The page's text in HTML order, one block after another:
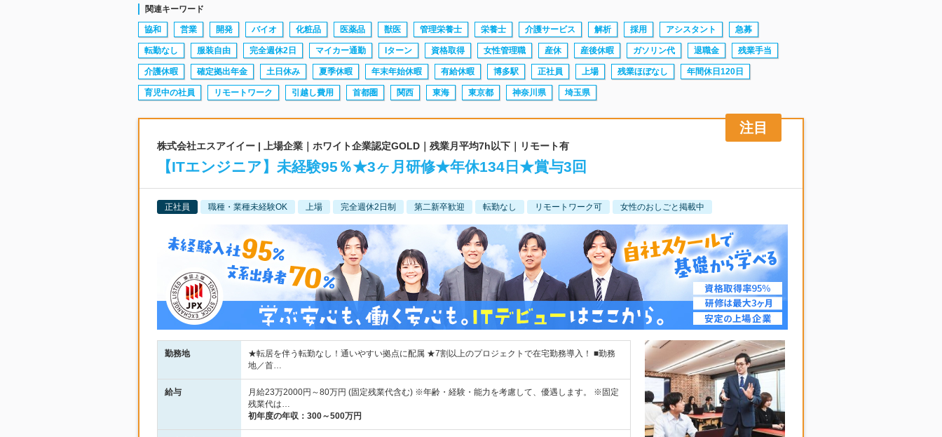
関連キーワード
協和 営業 開発 バイオ 化粧品 医薬品 獣医 管理栄養士 栄養士 介護サービス 解析 採用 アシスタント 急募
転勤なし 服装自由 完全週休2日 マイカー通勤 Iターン 資格取得 女性管理職 産休 産後休暇 ガソリン代 退職金 残業手当
介護休暇 確定拠出年金 土日休み 夏季休暇 年末年始休暇 有給休暇 博多駅 正社員 上場 残業ほぼなし 年間休日120日
育児中の社員 リモートワーク 引越し費用 首都圏 関西 東海 東京都 神奈川県 埼玉県
株式会社エスアイイー | 上場企業｜ホワイト企業認定GOLD｜残業月平均7h以下｜リモート有
【ITエンジニア】未経験95％★3ヶ月研修★年休134日★賞与3回
正社員 職種・業種未経験OK 上場 完全週休2日制 第二新卒歓迎 転勤なし リモートワーク可 女性のおしごと掲載中
勤務地
★転居を伴う転勤なし！通いやすい拠点に配属 ★7割以上のプロジェクトで在宅勤務導入！ ■勤務
地／首…
給与
月給23万2000円～80万円 (固定残業代含む) ※年齢・経験・能力を考慮して、優遇します。 ※固定
残業代は…
初年度の年収： 300～500万円